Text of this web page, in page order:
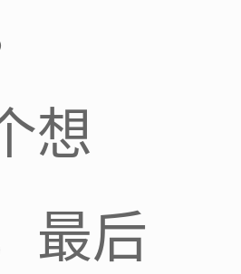
想
最后